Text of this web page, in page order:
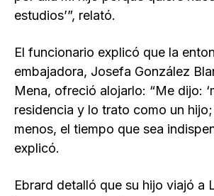
estudios’”, relató.
El funcionario explicó que la
embajadora, Josefa González
Mena, ofreció alojarlo: “Me dijo:
residencia y lo trato como un
menos, el tiempo que sea
explicó.
Ebrard detalló que su hijo viajó a